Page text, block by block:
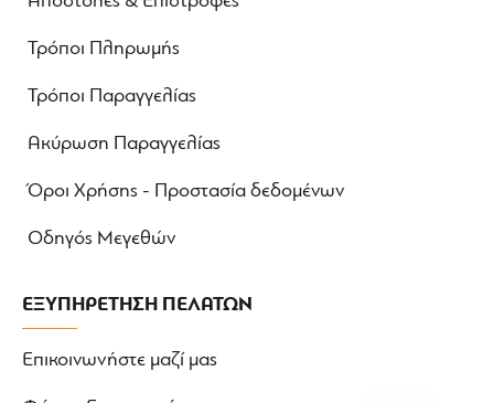
Τρόποι Πληρωμής
Τρόποι Παραγγελίας
Ακύρωση Παραγγελίας
Όροι Χρήσης - Προστασία δεδομένων
Οδηγός Μεγεθών
ΕΞΥΠΗΡΕΤΗΣΗ ΠΕΛΑΤΩΝ
Επικοινωνήστε μαζί μας